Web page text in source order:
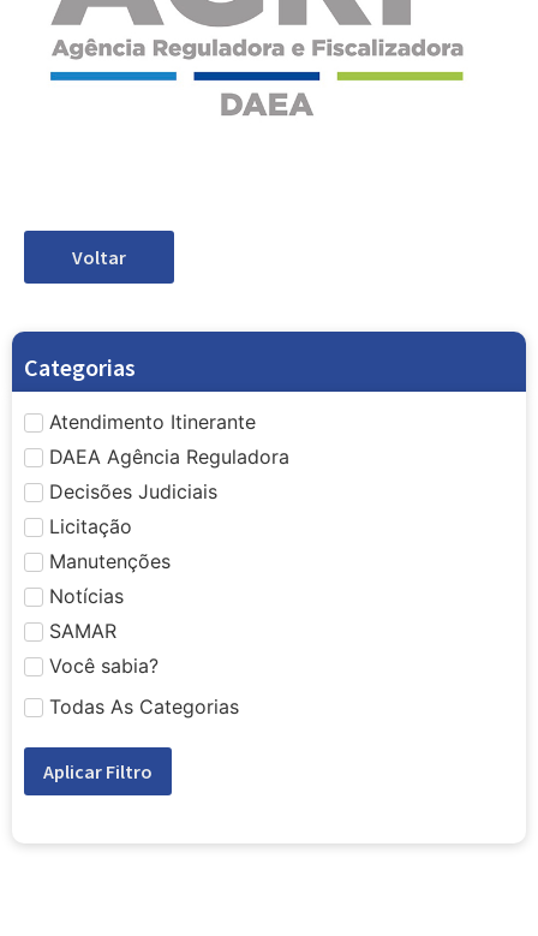
Voltar
Categorias
Atendimento Itinerante
DAEA Agência Reguladora
Decisões Judiciais
Licitação
Manutenções
Notícias
SAMAR
Você sabia?
Todas As Categorias
Aplicar Filtro